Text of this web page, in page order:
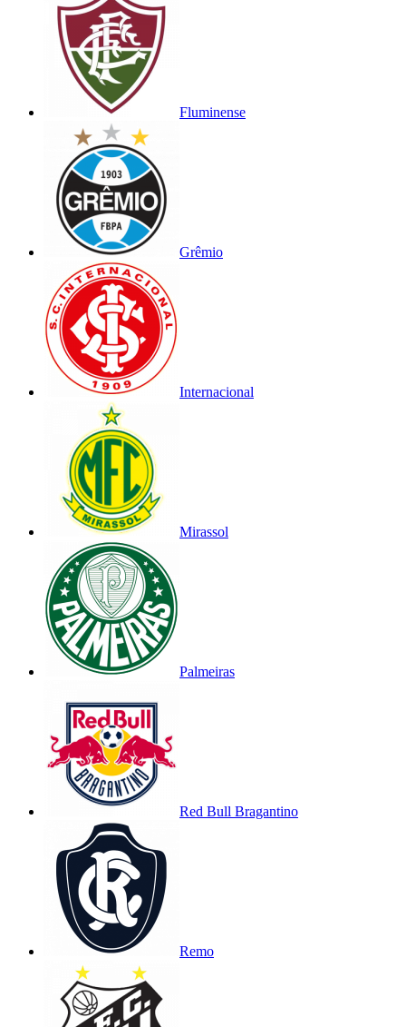
Fluminense
Grêmio
Internacional
Mirassol
Palmeiras
Red Bull Bragantino
Remo